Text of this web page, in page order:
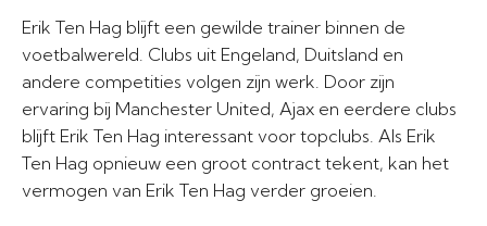
Erik Ten Hag blijft een gewilde trainer binnen de
voetbalwereld. Clubs uit Engeland, Duitsland en
andere competities volgen zijn werk. Door zijn
ervaring bij Manchester United, Ajax en eerdere clubs
blijft Erik Ten Hag interessant voor topclubs. Als Erik
Ten Hag opnieuw een groot contract tekent, kan het
vermogen van Erik Ten Hag verder groeien.